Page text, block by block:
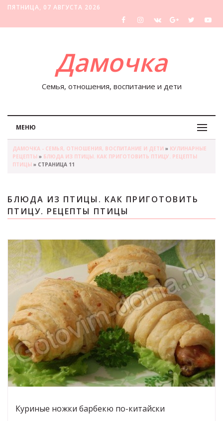
ПЯТНИЦА, 07 АВГУСТА 2026
Дамочка
Семья, отношения, воспитание и дети
МЕНЮ
ДАМОЧКА - СЕМЬЯ, ОТНОШЕНИЯ, ВОСПИТАНИЕ И ДЕТИ » КУЛИНАРНЫЕ
РЕЦЕПТЫ » БЛЮДА ИЗ ПТИЦЫ. КАК ПРИГОТОВИТЬ ПТИЦУ. РЕЦЕПТЫ
ПТИЦЫ » СТРАНИЦА 11
БЛЮДА ИЗ ПТИЦЫ. КАК ПРИГОТОВИТЬ
ПТИЦУ. РЕЦЕПТЫ ПТИЦЫ
Куриные ножки барбекю по-китайски